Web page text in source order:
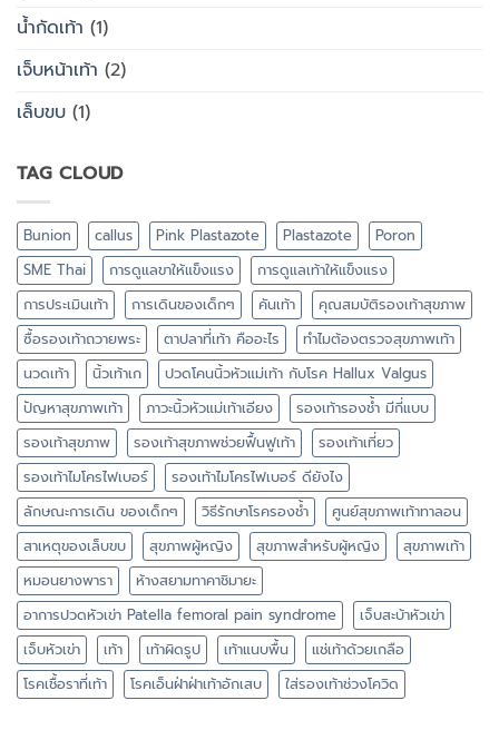
น้ำกัดเท้า (1)
เจ็บหน้าเท้า (2)
เล็บขบ (1)
TAG CLOUD
Bunion callus Pink Plastazote Plastazote
Poron
SME Thai
การดูแลขาให้แข็งแรง
การดูแลเท้าให้แข็งแรง
การประเมินเท้า
การเดินของเด็กๆ คันเท้า
คุณสมบัติรองเท้าสุขภาพ
ซื้อรองเท้าถวายพระ
ตาปลาที่เท้า คืออะไร
ทำไมต้องตรวจสุขภาพเท้า
นวดเท้า
นิ้วเท้าเก
ปวดโคนนิ้วหัวแม่เท้า กับโรค Hallux Valgus
ปัญหาสุขภาพเท้า
ภาวะนิ้วหัวแม่เท้าเอียง
รองเท้ารองช้ำ มีกี่แบบ
รองเท้าสุขภาพ
รองเท้าสุขภาพช่วยฟื้นฟูเท้า
รองเท้าเที่ยว
รองเท้าไมโครไฟเบอร์
รองเท้าไมโครไฟเบอร์ ดียังไง
ลักษณะการเดิน ของเด็กๆ
วิธีรักษาโรครองช้ำ
ศูนย์สุขภาพเท้าทาลอน
สาเหตุของเล็บขบ
สุขภาพผู้หญิง สุขภาพสำหรับผู้หญิง
สุขภาพเท้า
หมอนยางพารา
ห้างสยามทาคาชิมายะ
อาการปวดหัวเข่า Patella femoral pain syndrome
เจ็บสะบ้าหัวเข่า
เจ็บหัวเข่า
เท้า เท้าผิดรูป เท้าแนบพื้น
แช่เท้าด้วยเกลือ
โรคเชื้อราที่เท้า
โรคเอ็นฝ่าฝ่าเท้าอักเสบ ใส่รองเท้าช่วงโควิด